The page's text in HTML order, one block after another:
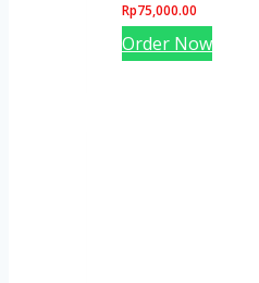
Rp75,000.00
Order Now